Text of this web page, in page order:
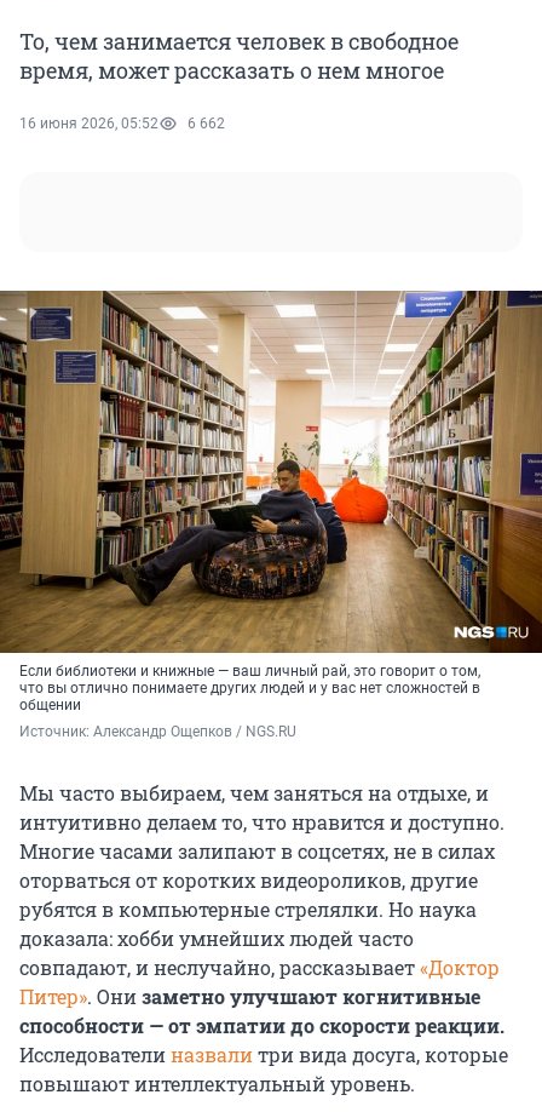
То, чем занимается человек в свободное
время, может рассказать о нем многое
16 июня 2026, 05:52 6 662
Если библиотеки и книжные — ваш личный рай, это говорит о том,
что вы отлично понимаете других людей и у вас нет сложностей в
общении
Источник: Александр Ощепков / NGS.RU
Мы часто выбираем, чем заняться на отдыхе, и
интуитивно делаем то, что нравится и доступно.
Многие часами залипают в соцсетях, не в силах
оторваться от коротких видеороликов, другие
рубятся в компьютерные стрелялки. Но наука
доказала: хобби умнейших людей часто
совпадают, и неслучайно, рассказывает«Доктор
Питер». Онизаметно улучшают когнитивные
способности — от эмпатии до скорости реакции.
Исследователиназвалитри вида досуга, которые
повышают интеллектуальный уровень.